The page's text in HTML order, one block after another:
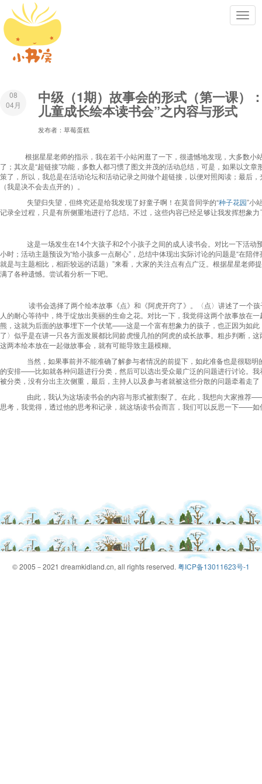
08
04月
中级（1期）故事会的形式（第一课）
儿童成长绘本读书会”之内容与形式
发布者：草莓蛋糕
根据星星老师的指示，我在若干小站闲逛了一下，很遗憾地发现，大多数小
了；其次是“超链接”功能，多数人都习惯了图文并茂的活动总结，可是，如果以文
策了，所以，我总是在活动论坛和活动记录之间做个超链接，以便对照阅读；最后
（我是决不会去点开的）。
失望归失望，但终究还是给我发现了好童子啊！在莫音同学的“种子花园”小
记录全过程，只是有所侧重地进行了总结。不过，这些内容已经足够让我发挥想象力
这是一场发生在14个大孩子和2个小孩子之间的成人读书会。对比一下活动
小时；活动主题预设为“给小孩多一点耐心”，总结中体现出实际讨论的问题是“在陪
就是与主题相比，相距较远的话题）”来看，大家的关注点有点广泛。根据星星老
满了各种遗憾。尝试着分析一下吧。
读书会选择了两个绘本故事《点》和《阿虎开窍了》。〈点〉讲述了一个
人的耐心等待中，终于绽放出美丽的生命之花。对比一下，我觉得这两个故事放
熊，这就为后面的故事埋下一个伏笔——这是一个富有想象力的孩子，也正因为如
了〉似乎是在讲一只各方面发展都比同龄虎慢几拍的阿虎的成长故事。粗步判断，
这两本绘本放在一起做故事会，就有可能导致主题模糊。
当然，如果事前并不能准确了解参与者情况的前提下，如此准备也是很聪
的安排——比如就各种问题进行分类，然后可以选出受众最广泛的问题进行讨论。
被分类，没有分出主次侧重，最后，主持人以及参与者就被这些分散的问题牵着走
由此，我认为这场读书会的内容与形式被割裂了。在此，我想向大家推荐
思考，我觉得，透过他的思考和记录，就这场读书会而言，我们可以反思一下——如
© 2005－2021 dreamkidland.cn, all rights reserved. 粤ICP备13011623号-1